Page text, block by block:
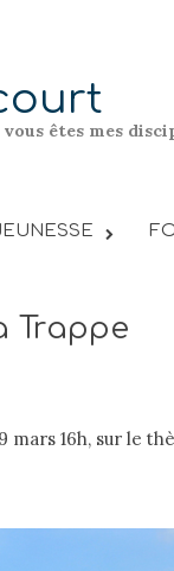
êtes mes
Trappe
mars 16h, sur le